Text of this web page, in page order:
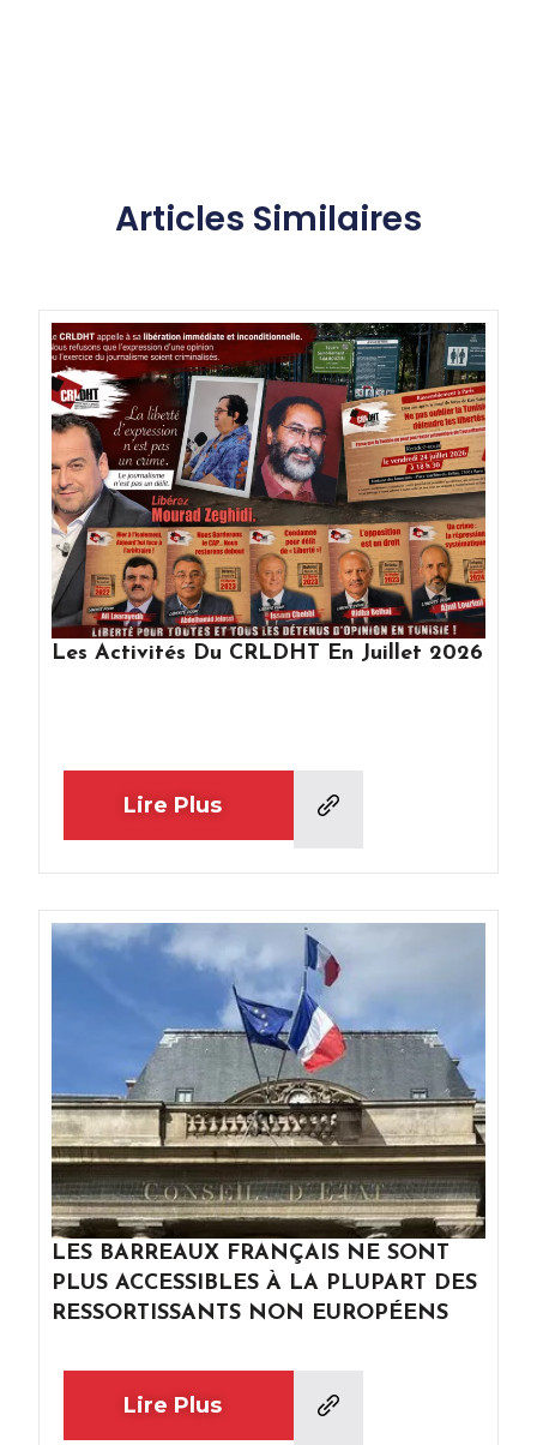
Articles Similaires
Les Activités Du CRLDHT En Juillet 2026
Lire Plus
LES BARREAUX FRANÇAIS NE SONT
PLUS ACCESSIBLES À LA PLUPART DES
RESSORTISSANTS NON EUROPÉENS
Lire Plus